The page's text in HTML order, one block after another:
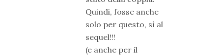
Quindi, fosse anche
solo per questo, sì al
sequel!!!
(e anche per il